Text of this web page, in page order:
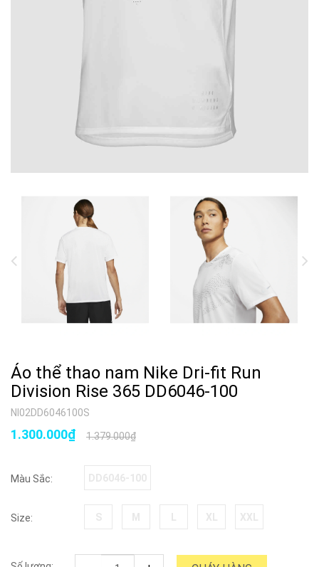
Áo thể thao nam Nike Dri-fit Run
Division Rise 365 DD6046-100
NI02DD6046100S
1.379.000₫
1.300.000₫
Màu Sắc:
Size: